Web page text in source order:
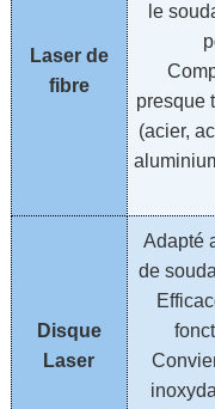
Laser de
fibre
le
presque
(acier,
Disque
Laser
Adapté
de